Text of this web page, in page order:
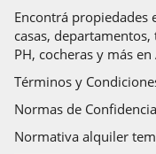
Encontrá propiedades
casas,
PH, cocheras y más
Términos y
Normas de
Normativa alquiler